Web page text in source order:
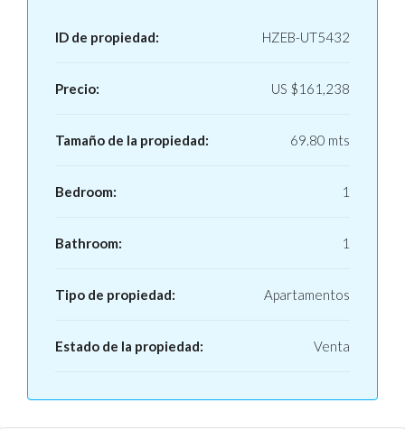
ID de propiedad: HZEB-UT5432
Precio: US $161,238
Tamaño de la propiedad: 69.80 mts
Bedroom: 1
Bathroom: 1
Tipo de propiedad: Apartamentos
Estado de la propiedad: Venta